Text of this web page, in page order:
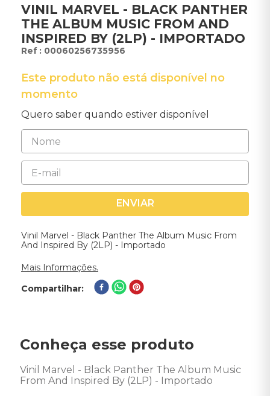
VINIL MARVEL - BLACK PANTHER
THE ALBUM MUSIC FROM AND
INSPIRED BY (2LP) - IMPORTADO
: 00060256735956
Este produto não está disponível no
momento
Quero saber quando estiver disponível
ENVIAR
Vinil Marvel - Black Panther The Album Music From
And Inspired By (2LP) - Importado
Mais Informações.
Compartilhar
Conheça esse produto
Vinil Marvel - Black Panther The Album Music
From And Inspired By (2LP) - Importado